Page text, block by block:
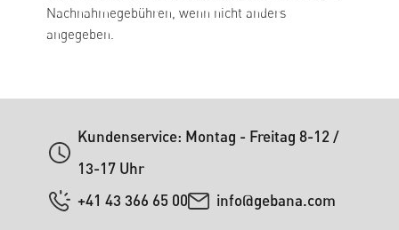
Nachnahmegebühren, wenn nicht anders
angegeben.
Kundenservice: Montag - Freitag 8-12 /
13-17 Uhr
+41 43 366 65 00
info@gebana.com